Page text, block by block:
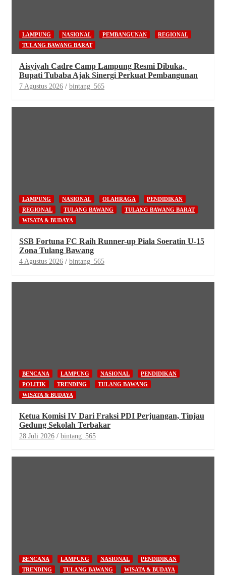
LAMPUNG NASIONAL PEMBANGUNAN
REGIONAL
TULANG BAWANG BARAT
Aisyiyah Cadre Camp Lampung Resmi Dibuka,
Bupati Tubaba Ajak Sinergi Perkuat Pembangunan
7 Agustus 2026 bintang_565
LAMPUNG NASIONAL OLAHRAGA
PENDIDIKAN
REGIONAL
TULANG BAWANG
TULANG BAWANG BARAT
WISATA & BUDAYA
SSB Fortuna FC Raih Runner-up Piala Soeratin U-15
Zona Tulang Bawang
4 Agustus 2026 bintang_565
BENCANA LAMPUNG NASIONAL
PENDIDIKAN
POLITIK
TRENDING
TULANG BAWANG
WISATA & BUDAYA
Ketua Komisi IV Dari Fraksi PDI Perjuangan, Tinjau
Gedung Sekolah Terbakar
28 Juli 2026 bintang_565
BENCANA LAMPUNG NASIONAL
PENDIDIKAN
TRENDING
TULANG BAWANG WISATA & BUDAYA